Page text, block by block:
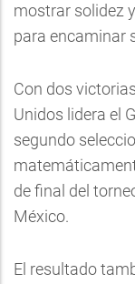
mostrar solidez
para encaminar
Con dos
Unidos lidera el
segundo
de final del
México.
El resultado